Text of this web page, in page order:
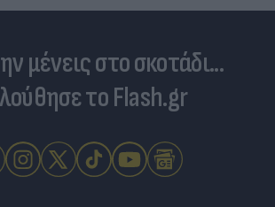
μένεις στο σκοτάδι...
το Flash.gr